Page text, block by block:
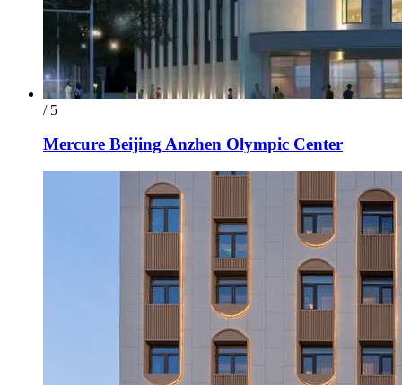
/ 5
Mercure Beijing Anzhen Olympic Center